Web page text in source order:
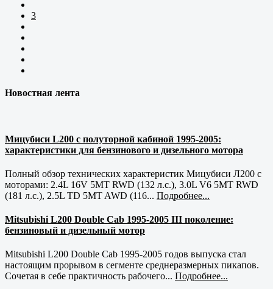
3
Новостная лента
Мицубиси L200 с полуторной кабиной 1995-2005:
характеристики для бензинового и дизельного мотора
Полный обзор технических характеристик Мицубиси Л200 с
моторами: 2.4L 16V 5MT RWD (132 л.с.), 3.0L V6 5MT RWD
(181 л.с.), 2.5L TD 5MT AWD (116... Подробнее...
Mitsubishi L200 Double Cab 1995-2005 III поколение:
бензиновый и дизельный мотор
Mitsubishi L200 Double Cab 1995-2005 годов выпуска стал
настоящим прорывом в сегменте среднеразмерных пикапов.
Сочетая в себе практичность рабочего... Подробнее...